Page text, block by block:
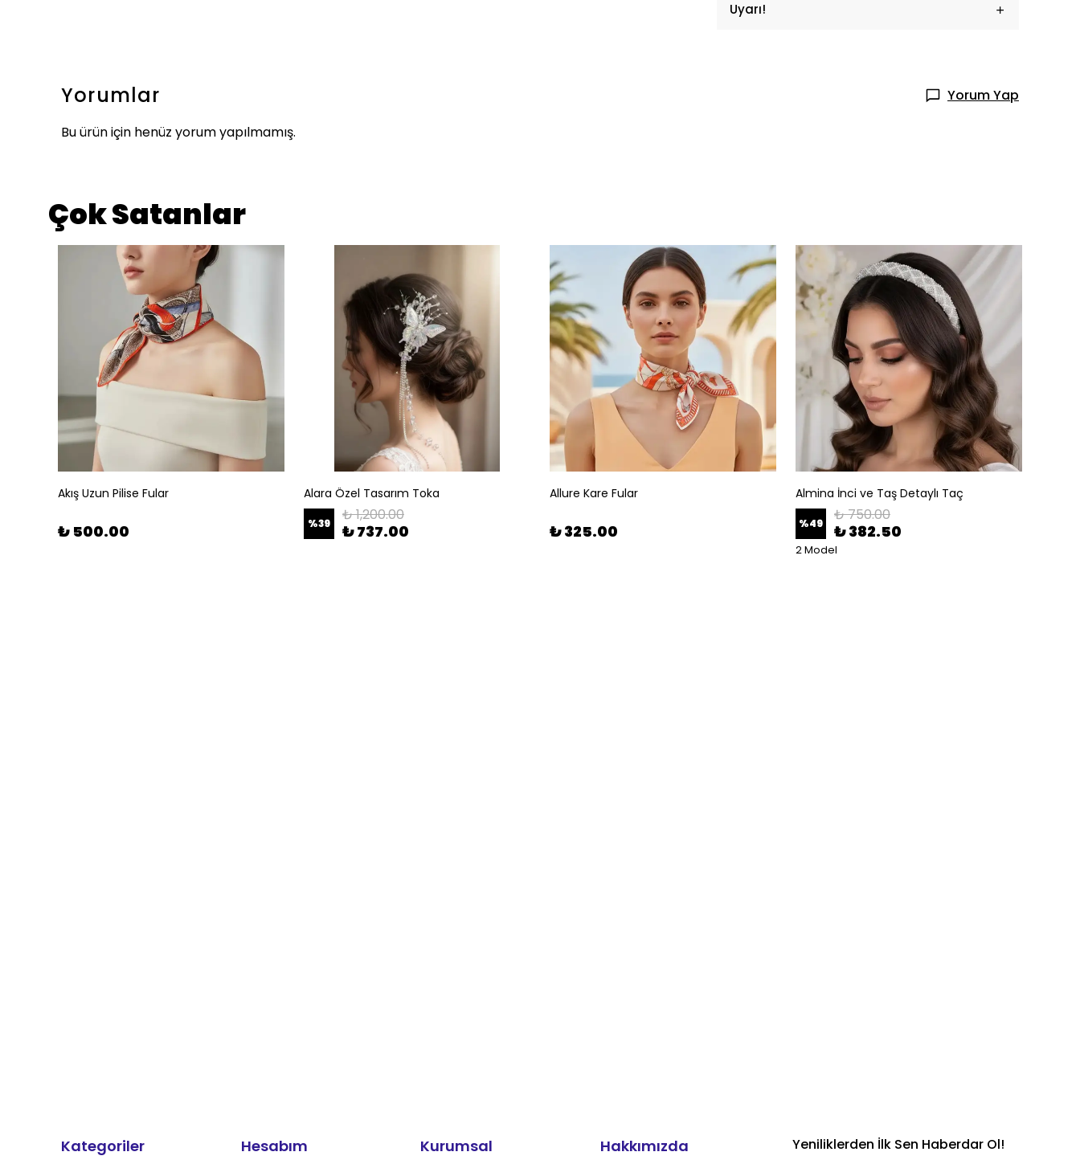
Uyarı!
Yorumlar
Yorum Yap
Bu ürün için henüz yorum yapılmamış.
Çok Satanlar
Akış Uzun Pilise Fular
₺ 500.00
Alara Özel Tasarım Toka
%39 ₺ 1,200.00
₺ 737.00
Allure Kare Fular
₺ 325.00
Almina İnci ve Taş Detaylı Taç
%49 ₺ 750.00
₺ 382.50
2 Model
Kategoriler Hesabım Kurumsal Hakkımızda Yeniliklerden İlk Sen Haberdar Ol!